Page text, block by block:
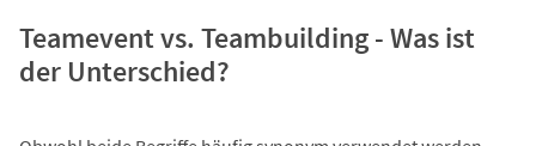
Teamevent vs. Teambuilding - Was ist
der Unterschied?